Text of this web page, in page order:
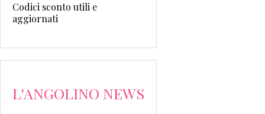
Codici sconto utili e
aggiornati
L'ANGOLINO NEWS